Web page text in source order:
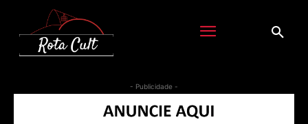
- Publicidade -